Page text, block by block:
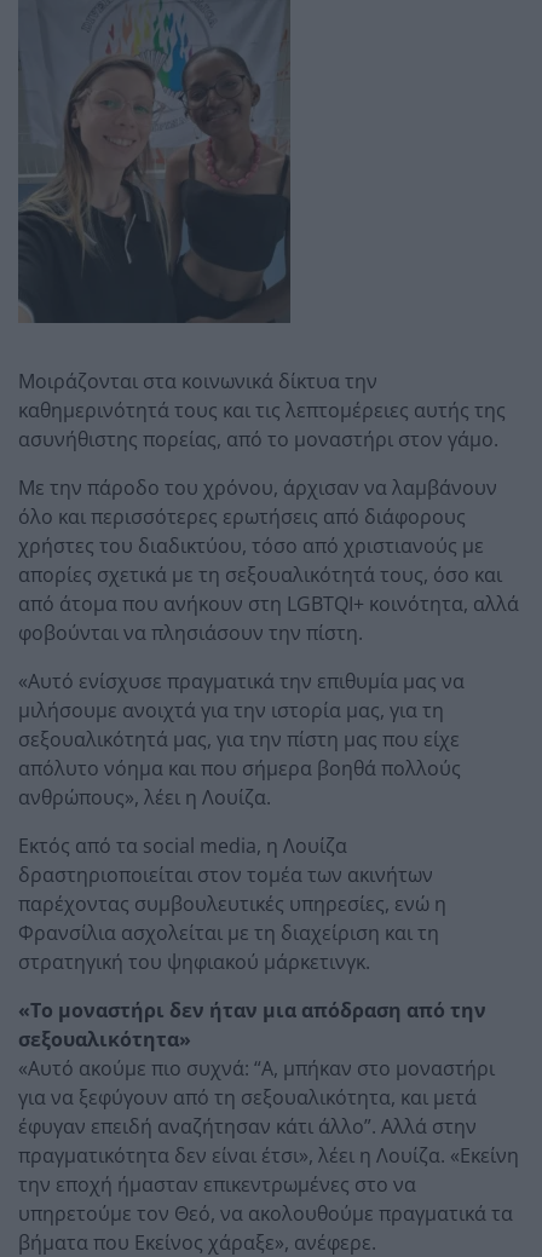
Μοιράζονται στα κοινωνικά δίκτυα την
καθημερινότητά τους και τις λεπτομέρειες αυτής της
ασυνήθιστης πορείας, από το μοναστήρι στον γάμο.
Με την πάροδο του χρόνου, άρχισαν να λαμβάνουν
όλο και περισσότερες ερωτήσεις από διάφορους
χρήστες του διαδικτύου, τόσο από χριστιανούς με
απορίες σχετικά με τη σεξουαλικότητά τους, όσο και
από άτομα που ανήκουν στη LGBTQI+ κοινότητα, αλλά
φοβούνται να πλησιάσουν την πίστη.
«Αυτό ενίσχυσε πραγματικά την επιθυμία μας να
μιλήσουμε ανοιχτά για την ιστορία μας, για τη
σεξουαλικότητά μας, για την πίστη μας που είχε
απόλυτο νόημα και που σήμερα βοηθά πολλούς
ανθρώπους», λέει η Λουίζα.
Εκτός από τα social media, η Λουίζα
δραστηριοποιείται στον τομέα των ακινήτων
παρέχοντας συμβουλευτικές υπηρεσίες, ενώ η
Φρανσίλια ασχολείται με τη διαχείριση και τη
στρατηγική του ψηφιακού μάρκετινγκ.
«Το μοναστήρι δεν ήταν μια απόδραση από την
σεξουαλικότητα»
«Αυτό ακούμε πιο συχνά: “Α, μπήκαν στο μοναστήρι
για να ξεφύγουν από τη σεξουαλικότητα, και μετά
έφυγαν επειδή αναζήτησαν κάτι άλλο”. Αλλά στην
πραγματικότητα δεν είναι έτσι», λέει η Λουίζα. «Εκείνη
την εποχή ήμασταν επικεντρωμένες στο να
υπηρετούμε τον Θεό, να ακολουθούμε πραγματικά τα
βήματα που Εκείνος χάραξε», ανέφερε.